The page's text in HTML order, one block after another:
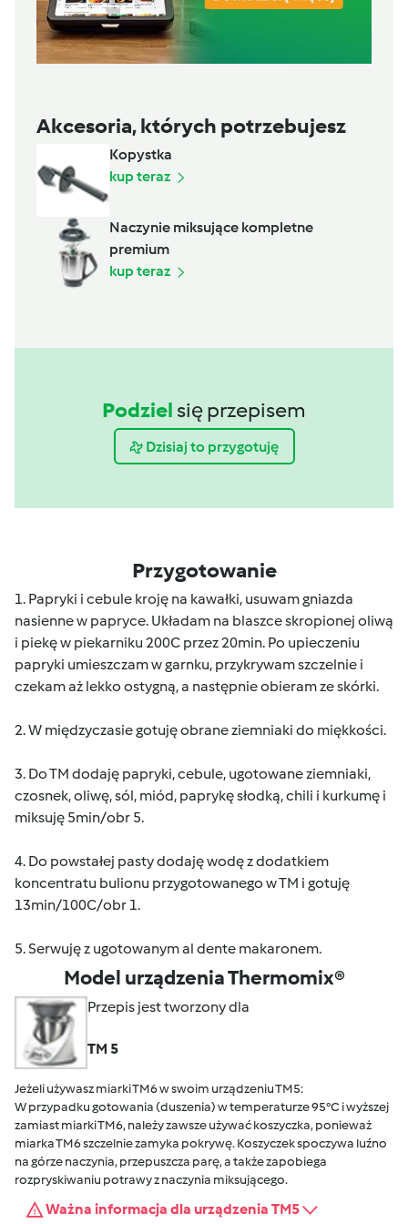
Akcesoria, których potrzebujesz
Kopystka
kup teraz
Naczynie miksujące kompletne
premium
kup teraz
Podziel się przepisem
Dzisiaj to przygotuję
Przygotowanie
1. Papryki i cebule kroję na kawałki, usuwam gniazda
nasienne w papryce. Układam na blaszce skropionej oliwą
i piekę w piekarniku 200C przez 20min. Po upieczeniu
papryki umieszczam w garnku, przykrywam szczelnie i
czekam aż lekko ostygną, a następnie obieram ze skórki.
2. W międzyczasie gotuję obrane ziemniaki do miękkości.
3. Do TM dodaję papryki, cebule, ugotowane ziemniaki,
czosnek, oliwę, sól, miód, paprykę słodką, chili i kurkumę i
miksuję 5min/obr 5.
4. Do powstałej pasty dodaję wodę z dodatkiem
koncentratu bulionu przygotowanego w TM i gotuję
13min/100C/obr 1.
5. Serwuję z ugotowanym al dente makaronem.
Model urządzenia Thermomix®
Przepis jest tworzony dla
TM 5
Jeżeli używasz miarki TM6 w swoim urządzeniu TM5:
W przypadku gotowania (duszenia) w temperaturze 95°C i wyższej
zamiast miarki TM6, należy zawsze używać koszyczka, ponieważ
miarka TM6 szczelnie zamyka pokrywę. Koszyczek spoczywa luźno
na górze naczynia, przepuszcza parę, a także zapobiega
rozpryskiwaniu potrawy z naczynia miksującego.
Ważna informacja dla urządzenia TM5